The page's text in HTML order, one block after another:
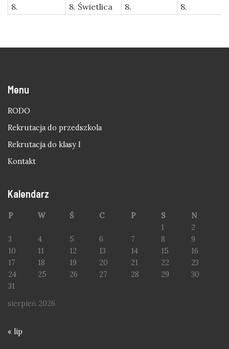
8.
8. Świetlica 8. 8.
Menu
RODO
Rekrutacja do przedszkola
Rekrutacja do klasy I
Kontakt
Kalendarz
sierpień 2026
P W Ś C P S
N
1
2
3
4 5 6 7 8
9
10
11 12 13 14 15
16
17
18 19 20 21 22
23
24
25 26 27 28 29
30
31
« lip